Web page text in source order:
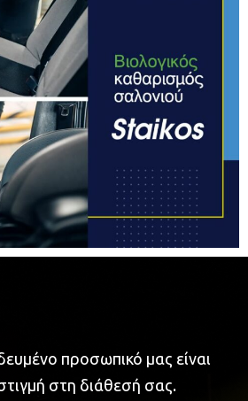
προσωπικό μας είναι
στη διάθεσή σας.